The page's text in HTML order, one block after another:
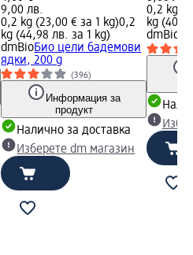
9,00 лв.
0,2 kg (23,00 € за 1 kg)0,2
kg (44,98 лв. за 1 kg)
dmBioБио цели бадемови
ядки, 200 g
(396)
Информация за
продукт
Налично за доставка
Изберете dm магазин
0,2 kg
kg
dmBio